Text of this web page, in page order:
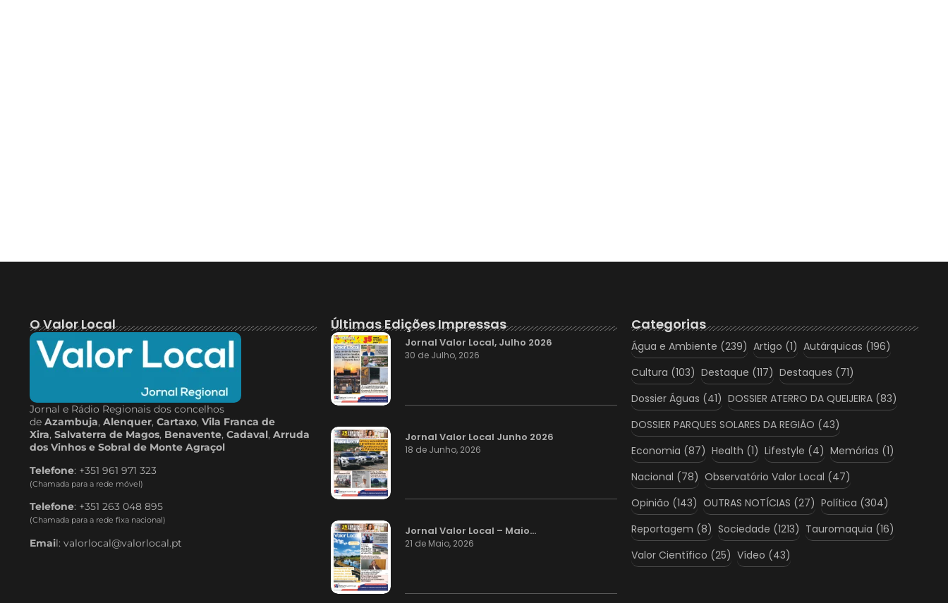
O Valor Local
Jornal e Rádio Regionais dos concelhos
de Azambuja, Alenquer, Cartaxo, Vila Franca de
Xira, Salvaterra de Magos, Benavente, Cadaval, Arruda
dos Vinhos e Sobral de Monte Agraçol
Telefone: +351 961 971 323
(Chamada para a rede móvel)
Telefone: +351 263 048 895
(Chamada para a rede fixa nacional)
Email: valorlocal@valorlocal.pt
Últimas Edições Impressas
Jornal Valor Local, Julho 2026
30 de Julho, 2026
Jornal Valor Local Junho 2026
18 de Junho, 2026
Jornal Valor Local – Maio…
21 de Maio, 2026
Categorias
Água e Ambiente (239) Artigo (1) Autárquicas (196)
Cultura (103) Destaque (117) Destaques (71)
Dossier Águas (41) DOSSIER ATERRO DA QUEIJEIRA (83)
DOSSIER PARQUES SOLARES DA REGIÃO (43)
Economia (87) Health (1) Lifestyle (4) Memórias (1)
Nacional (78) Observatório Valor Local (47)
Opinião (143) OUTRAS NOTÍCIAS (27) Política (304)
Reportagem (8) Sociedade (1213) Tauromaquia (16)
Valor Científico (25) Vídeo (43)